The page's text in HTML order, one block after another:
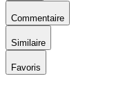
Commentaire
Similaire
Favoris